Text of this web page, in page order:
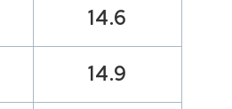
14.6
14.9